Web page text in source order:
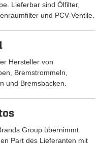
Lieferbar sind Ölfilter,
und PCV-Ventile.
Hersteller von
Bremstrommeln,
und Bremsbacken.
Group übernimmt
Part des Lieferanten mit